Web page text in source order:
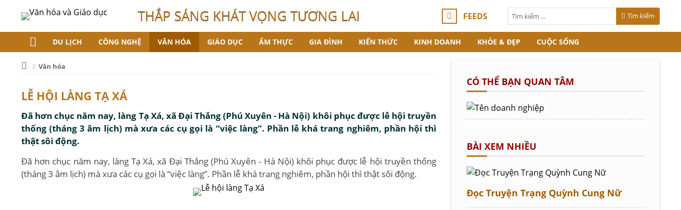
THẮP SÁNG KHÁT VỌNG TƯƠNG LAI FEEDS Tìm kiếm
DU LỊCH CÔNG NGHỆ VĂN HÓA GIÁO DỤC ẨM THỰC GIA ĐÌNH KIẾN THỨC KINH DOANH KHỎE & ĐẸP CUỘC SỐNG
Văn hóa
LỄ HỘI LÀNG TẠ XÁ
Đã hơn chục năm nay, làng Tạ Xá, xã Đại Thắng (Phú Xuyên - Hà Nội) khôi phục được lễ hội truyền
thống (tháng 3 âm lịch) mà xưa các cụ gọi là “việc làng”. Phần lễ khá trang nghiêm, phần hội thì
thật sôi động.
Đã hơn chục năm nay, làng Tạ Xá, xã Đại Thắng (Phú Xuyên - Hà Nội) khôi phục được lễ hội truyền thống
(tháng 3 âm lịch) mà xưa các cụ gọi là “việc làng”. Phần lễ khá trang nghiêm, phần hội thì thật sôi động.
CÓ THỂ BẠN QUAN TÂM
BÀI XEM NHIỀU
Đọc Truyện Trạng Quỳnh Cung Nữ